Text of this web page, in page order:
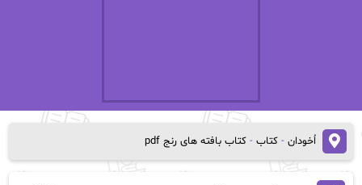
اُخودان- کتاب- کتاب بافته های رنج pdf